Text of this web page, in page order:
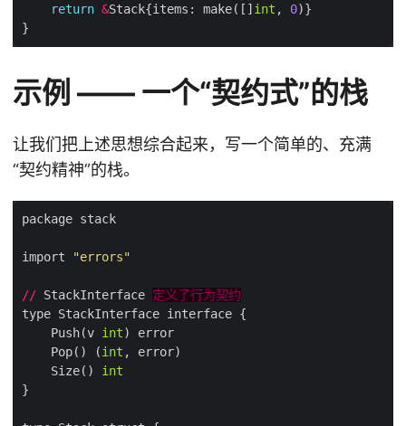
return &Stack{items: make([] int , 0
示例 —— 一个“契约式”的栈
让我们把上述思想综合起来，写一个简单的、充满
“契约精神”的栈。
import "errors"
// StackInterface 定义了行为契约
    Push(v
int
    Pop() (
int
    Size()
int